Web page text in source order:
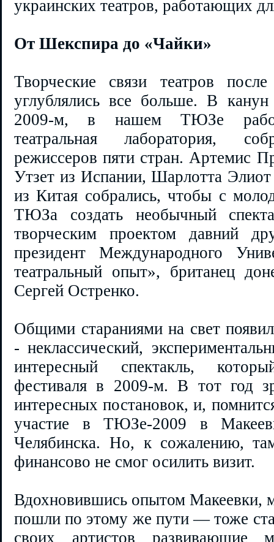
украинских театров, работающих
От Шекспира до «Чайки»
Творческие связи театров
углублялись все больше. В
2009-м, в нашем ТЮЗе
театральная лаборатория,
режиссеров пяти стран.
Утзет из Испании, Шарлотта
из Китая собрались, чтобы с
ТЮЗа создать необычный
творческим проектом давний
президент Международного
театральный опыт», британец
Сергей Остренко.
Общими стараниями на свет
- неклассический,
интересный спектакль,
фестиваля в 2009-м. В тот год
интересных постановок, и,
участие в ТЮЗе-2009 в
Челябинска. Но, к сожалению,
финансово не смог осилить визит.
Вдохновившись опытом Макеевки,
пошли по этому же пути — тоже
своих артистов развивающие